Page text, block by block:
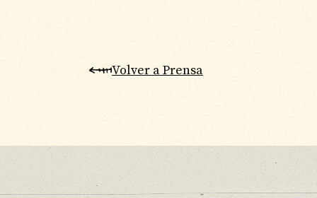
Volver a Prensa